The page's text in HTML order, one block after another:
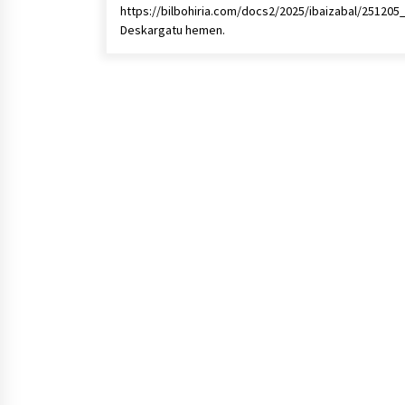
https://bilbohiria.com/docs2/2025/ibaizabal/
Deskargatu hemen.